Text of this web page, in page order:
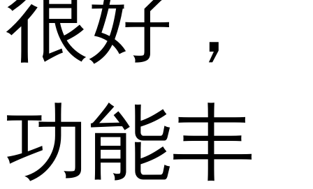
功能丰